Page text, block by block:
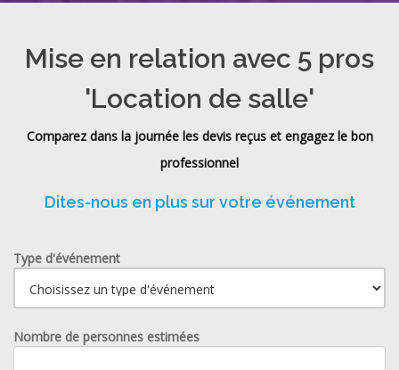
Mise en relation avec 5 pros
'Location de salle'
Comparez dans la journée les devis reçus et engagez le bon
professionnel
Dites-nous en plus sur votre événement
Type d'événement
Nombre de personnes estimées